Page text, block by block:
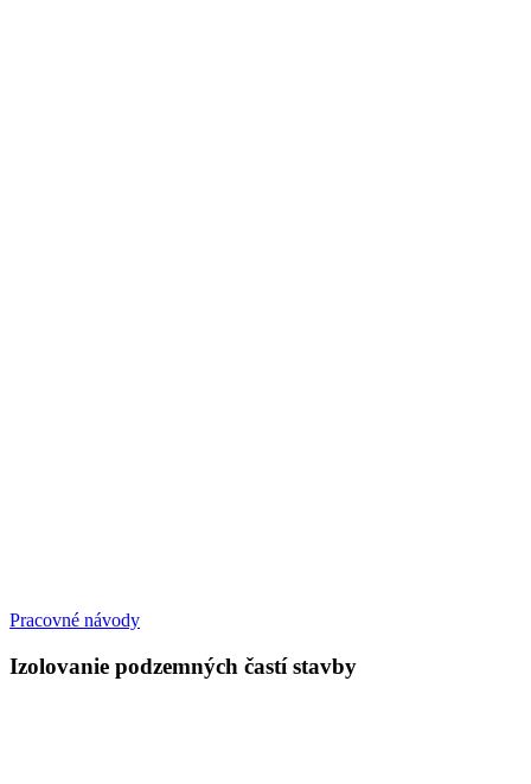
Pracovné návody
Izolovanie podzemných častí stavby